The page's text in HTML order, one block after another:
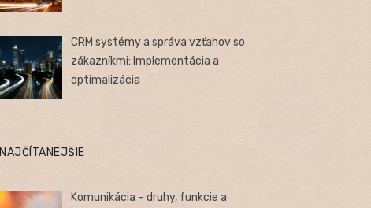
CRM systémy a správa vzťahov so
zákazníkmi: Implementácia a
optimalizácia
NAJČÍTANEJŠIE
Komunikácia – druhy, funkcie a